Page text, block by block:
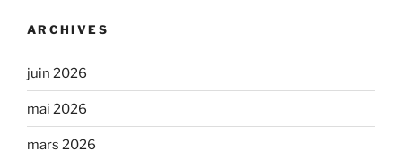
ARCHIVES
juin 2026
mai 2026
mars 2026